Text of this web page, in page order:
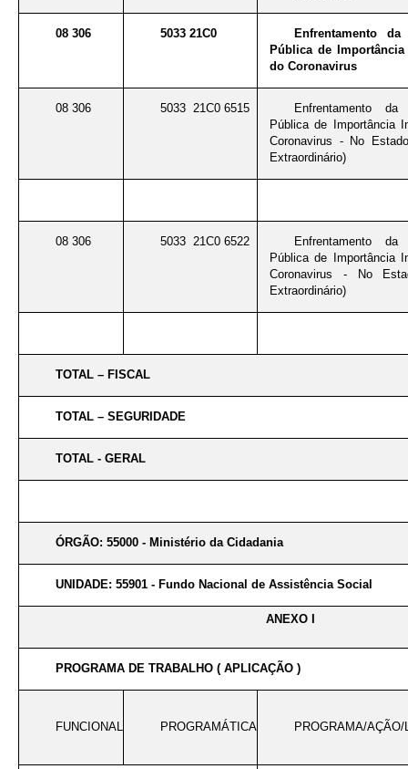
08 306 5033 21C0
Enfrentamento
Pública de
do Coronavirus
08 306 5033 21C0 6515
Enfrentamento
Pública de Importância
Coronavirus - No
Extraordinário)
08 306 5033 21C0 6522
Enfrentamento
Pública de Importância
Coronavirus - No
Extraordinário)
TOTAL – FISCAL
TOTAL – SEGURIDADE
TOTAL - GERAL
ÓRGÃO: 55000 - Ministério da Cidadania
UNIDADE: 55901 - Fundo Nacional de Assistência Social
ANEXO I
PROGRAMA DE TRABALHO ( APLICAÇÃO )
FUNCIONAL PROGRAMÁTICA PROGRAMA/